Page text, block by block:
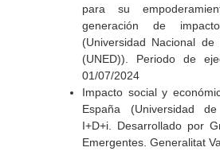
para su
generación de
(Universidad Nacional
(UNED)). Periodo de
01/07/2024
Impacto social y
España (Universidad
I+D+i. Desarrollado por
Emergentes. Generalitat